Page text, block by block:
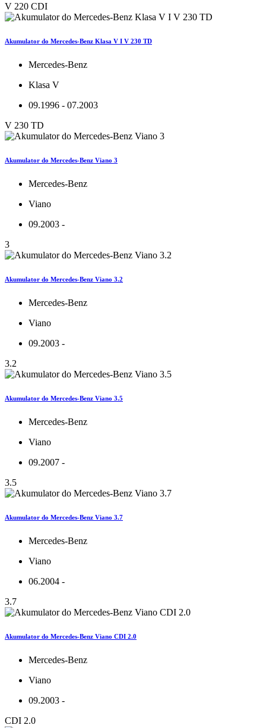
V 220 CDI
Akumulator do Mercedes-Benz Klasa V I V 230 TD
Mercedes-Benz
Klasa V
09.1996 - 07.2003
V 230 TD
Akumulator do Mercedes-Benz Viano 3
Mercedes-Benz
Viano
09.2003 -
3
Akumulator do Mercedes-Benz Viano 3.2
Mercedes-Benz
Viano
09.2003 -
3.2
Akumulator do Mercedes-Benz Viano 3.5
Mercedes-Benz
Viano
09.2007 -
3.5
Akumulator do Mercedes-Benz Viano 3.7
Mercedes-Benz
Viano
06.2004 -
3.7
Akumulator do Mercedes-Benz Viano CDI 2.0
Mercedes-Benz
Viano
09.2003 -
CDI 2.0